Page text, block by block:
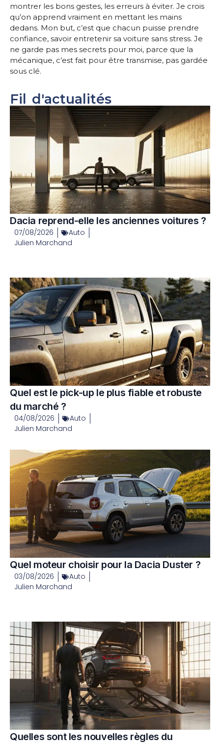
montrer les bons gestes, les erreurs à éviter. Je crois
qu’on apprend vraiment en mettant les mains
dedans. Mon but, c’est que chacun puisse prendre
confiance, savoir entretenir sa voiture sans stress. Je
ne garde pas mes secrets pour moi, parce que la
mécanique, c’est fait pour être transmise, pas gardée
sous clé.
Fil d'actualités
Dacia reprend-elle les anciennes voitures ?
07/08/2026
Auto
Julien Marchand
Quel est le pick-up le plus fiable et robuste
du marché ?
04/08/2026
Auto
Julien Marchand
Quel moteur choisir pour la Dacia Duster ?
03/08/2026
Auto
Julien Marchand
Quelles sont les nouvelles règles du